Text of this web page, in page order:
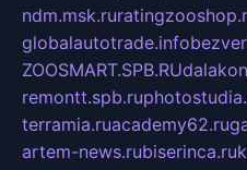
ndm.msk.ru
globalautotrade.info
ZOOSMART.SPB.RU
remontt.spb.ru
terramia.ruacademy62.ru
artem-news.rubiserinca.ru